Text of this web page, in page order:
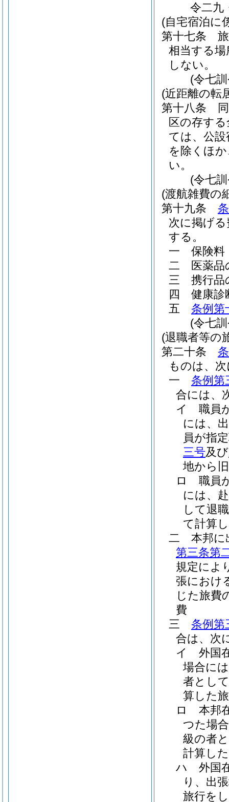
令二九
(自宅宿泊に
第十七条
相当する
しない。
(令七
(近距離の転
第十八条
区の存す
ては、公
を除くほ
い。
(令七
(渡航雑費の
第十九条
次に掲げる
する。
一
保険料
二
医薬
三
携行品
四
健康診
五
条例第
(令七
(退職者等の
第二十条
ものは、
一
条例第
合には、
イ
職員
には、
員が指
三号及び
地から
ロ
職員
には、
して退
て計算
二
本邦に
第三条第
規定によ
張におけ
じた旅費
費
三
条例第
合は、次
イ
外国
場合に
者とし
算した
ロ
本邦
つた場
級の者
計算し
ハ
外国
り、出
旅行を